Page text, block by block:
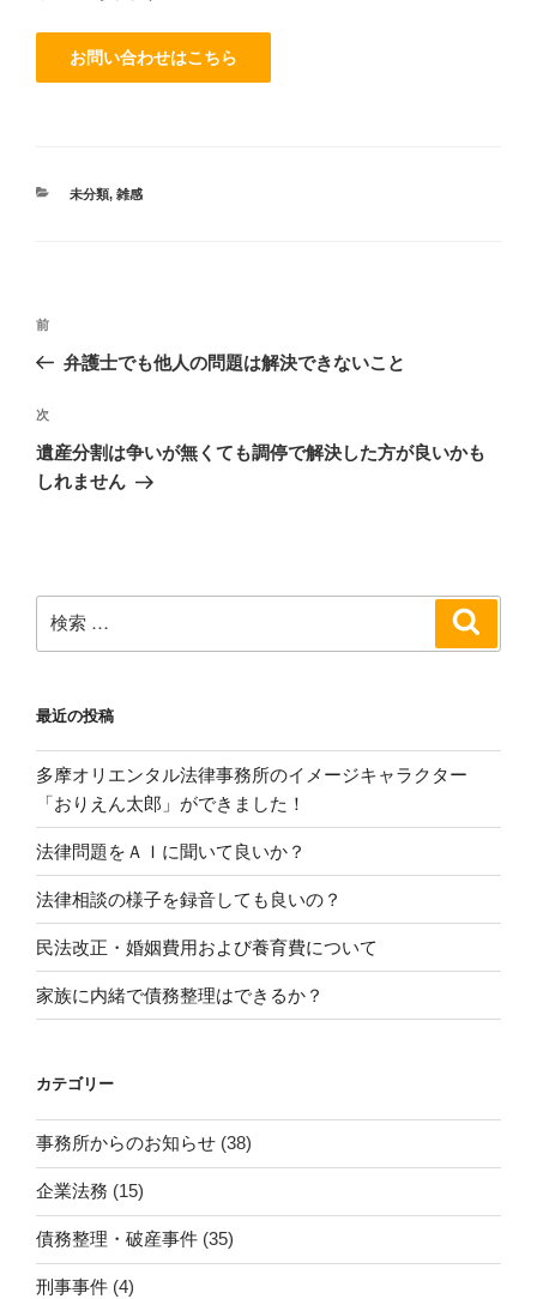
カ
未分類, 雑感
投
ビ
ゲ
ー
過
去
投
稿
前
弁護士でも他人の問題は解決できないこと
次
の
投
次
遺産分割は争いが無くても調停で解決した方が良いかも
しれません
索:
最近の投稿
多摩オリエンタル法律事務所のイメージキャラクター
「おりえん太郎」ができました！
法律問題をＡＩに聞いて良いか？
法律相談の様子を録音しても良いの？
民法改正・婚姻費用および養育費について
家族に内緒で債務整理はできるか？
カテゴリー
事務所からのお知らせ (38)
企業法務 (15)
債務整理・破産事件 (35)
刑事事件 (4)